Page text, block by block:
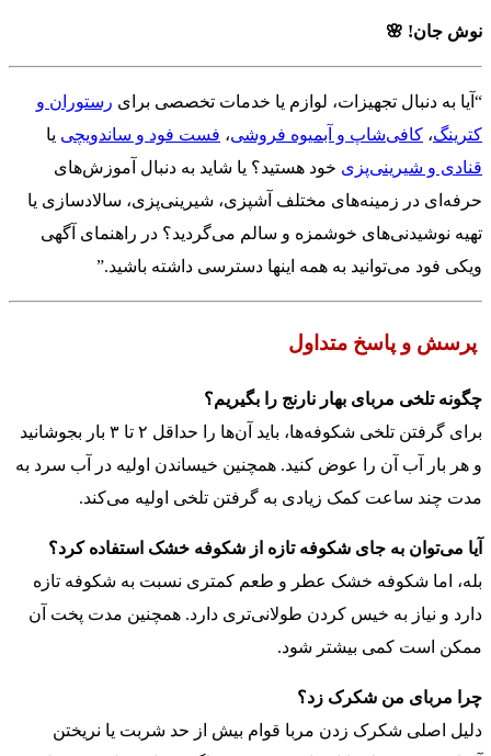
نوش جان! 🌸
“آیا به دنبال تجهیزات، لوازم یا خدمات تخصصی برای رستوران و
کترینگ، کافی‌شاپ و آبمیوه فروشی، فست فود و ساندویچی یا
قنادی و شیرینی‌پزی خود هستید؟ یا شاید به دنبال آموزش‌های
حرفه‌ای در زمینه‌های مختلف آشپزی، شیرینی‌پزی، سالادسازی یا
تهیه نوشیدنی‌های خوشمزه و سالم می‌گردید؟ در راهنمای آگهی
ویکی فود می‌توانید به همه اینها دسترسی داشته باشید.”
پرسش و پاسخ متداول
چگونه تلخی مربای بهار نارنج را بگیریم؟
برای گرفتن تلخی شکوفه‌ها، باید آن‌ها را حداقل ۲ تا ۳ بار بجوشانید
و هر بار آب آن را عوض کنید. همچنین خیساندن اولیه در آب سرد به
مدت چند ساعت کمک زیادی به گرفتن تلخی اولیه می‌کند.
آیا می‌توان به جای شکوفه تازه از شکوفه خشک استفاده کرد؟
بله، اما شکوفه خشک عطر و طعم کمتری نسبت به شکوفه تازه
دارد و نیاز به خیس کردن طولانی‌تری دارد. همچنین مدت پخت آن
ممکن است کمی بیشتر شود.
چرا مربای من شکرک زد؟
دلیل اصلی شکرک زدن مربا قوام بیش از حد شربت یا نریختن